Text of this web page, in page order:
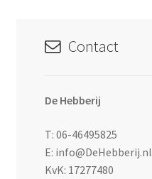
Contact
De Hebberij
T: 06-46495825
E: info@DeHebberij.nl
KvK: 17277480